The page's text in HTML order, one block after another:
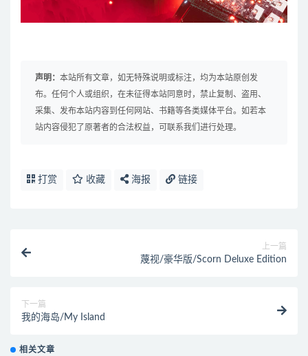
声明： 本站所有文章，如无特殊说明或标注，均为本站原创发
布。任何个人或组织，在未征得本站同意时，禁止复制、盗用、
采集、发布本站内容到任何网站、书籍等各类媒体平台。如若本
站内容侵犯了原著者的合法权益，可联系我们进行处理。
打赏 收藏 海报 链接
上一篇
蔑视/豪华版/Scorn Deluxe Edition
下一篇
我的海岛/My Island
相关文章